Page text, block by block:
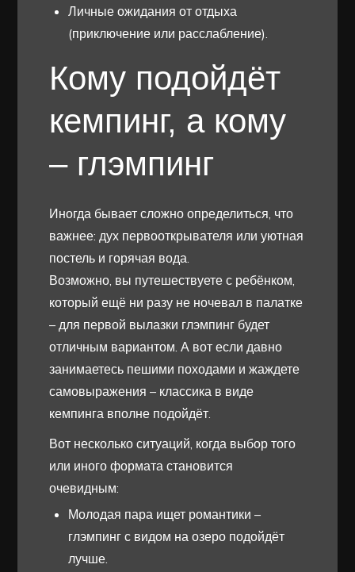
Личные ожидания от отдыха
(приключение или расслабление).
Кому подойдёт
кемпинг, а кому
– глэмпинг
Иногда бывает сложно определиться, что
важнее: дух первооткрывателя или уютная
постель и горячая вода.
Возможно, вы путешествуете с ребёнком,
который ещё ни разу не ночевал в палатке
– для первой вылазки глэмпинг будет
отличным вариантом. А вот если давно
занимаетесь пешими походами и жаждете
самовыражения – классика в виде
кемпинга вполне подойдёт.
Вот несколько ситуаций, когда выбор того
или иного формата становится
очевидным:
Молодая пара ищет романтики –
глэмпинг с видом на озеро подойдёт
лучше.